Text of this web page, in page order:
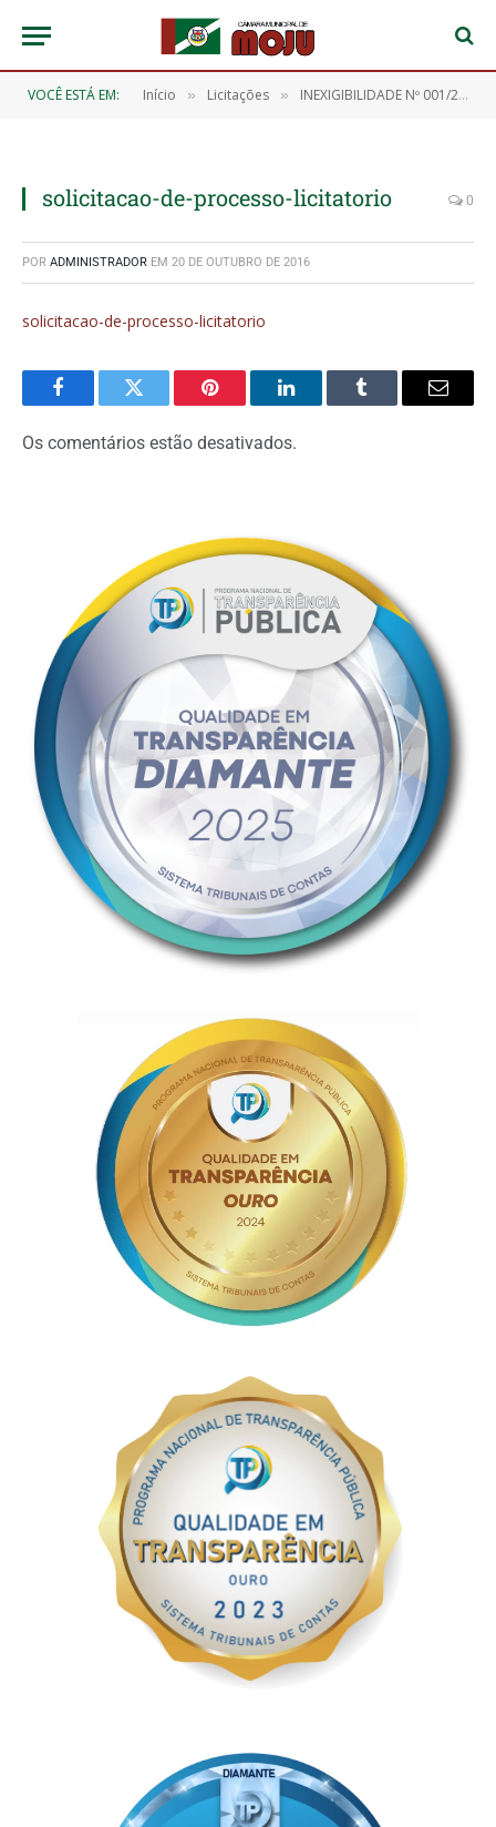
VOCÊ ESTÁ EM: Início » Licitações » INEXIGIBILIDADE Nº 001/2016
solicitacao-de-processo-licitatorio 0
POR ADMINISTRADOR EM 20 DE OUTUBRO DE 2016
solicitacao-de-processo-licitatorio
FacebookTwitter Pinterest O
LinkedIn
Tumblr
E-
Os comentários estão desativados.